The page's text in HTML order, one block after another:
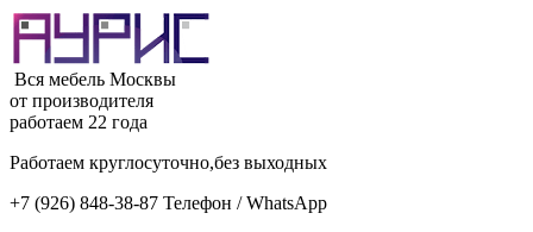
Вся мебель Москвы
от производителя
работаем 22 года
Работаем круглосуточно,без выходных
+7 (926) 848-38-87 Телефон / WhatsApp